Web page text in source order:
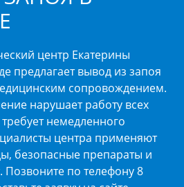
центр Екатерины
предлагает вывод из запоя
сопровождением.
нарушает работу всех
немедленного
центра применяют
безопасные препараты и
Позвоните по телефону 8